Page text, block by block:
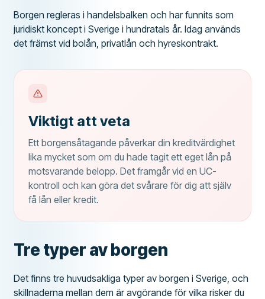
Borgen regleras i handelsbalken och har funnits som
juridiskt koncept i Sverige i hundratals år. Idag används
det främst vid bolån, privatlån och hyreskontrakt.
Viktigt att veta
Ett borgensåtagande påverkar din kreditvärdighet
lika mycket som om du hade tagit ett eget lån på
motsvarande belopp. Det framgår vid en UC-
kontroll och kan göra det svårare för dig att själv
få lån eller kredit.
Tre typer av borgen
Det finns tre huvudsakliga typer av borgen i Sverige, och
skillnaderna mellan dem är avgörande för vilka risker du